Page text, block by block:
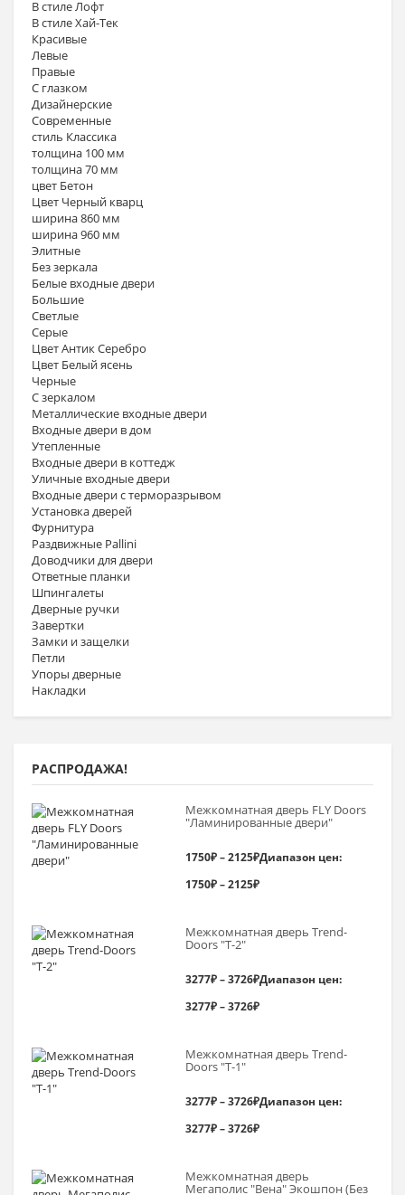
В стиле Лофт
В стиле Хай-Тек
Красивые
Левые
Правые
С глазком
Дизайнерские
Современные
стиль Классика
толщина 100 мм
толщина 70 мм
цвет Бетон
Цвет Черный кварц
ширина 860 мм
ширина 960 мм
Элитные
Без зеркала
Белые входные двери
Большие
Светлые
Серые
Цвет Антик Серебро
Цвет Белый ясень
Черные
С зеркалом
Металлические входные двери
Входные двери в дом
Утепленные
Входные двери в коттедж
Уличные входные двери
Входные двери с терморазрывом
Установка дверей
Фурнитура
Раздвижные Pallini
Доводчики для двери
Ответные планки
Шпингалеты
Дверные ручки
Завертки
Замки и защелки
Петли
Упоры дверные
Накладки
РАСПРОДАЖА!
Межкомнатная дверь FLY Doors
"Ламинированные двери"
1750₽–2125₽Диапазон цен:
1750₽ – 2125₽
Межкомнатная дверь Trend-
Doоrs "Т-2"
3277₽–3726₽Диапазон цен:
3277₽ – 3726₽
Межкомнатная дверь Trend-
Doоrs "Т-1"
3277₽–3726₽Диапазон цен:
3277₽ – 3726₽
Межкомнатная дверь
Мегаполис "Вена" Экошпон (Без